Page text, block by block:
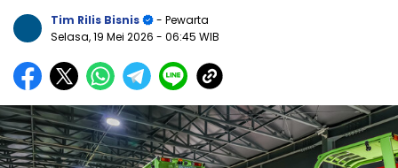
Tim Rilis Bisnis
- Pewarta
Selasa, 19 Mei 2026 - 06:45 WIB